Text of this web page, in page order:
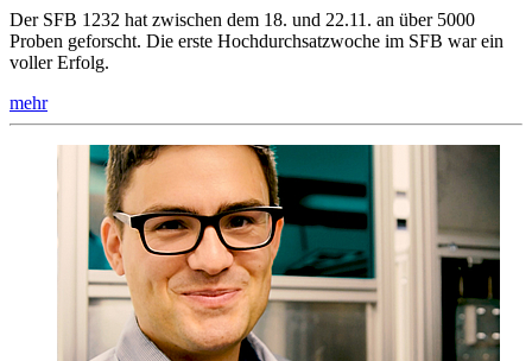
Der SFB 1232 hat zwischen dem 18. und 22.11. an über 5000
Proben geforscht. Die erste Hochdurchsatzwoche im SFB war ein
voller Erfolg.
mehr